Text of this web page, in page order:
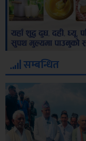
सम्बन्धित